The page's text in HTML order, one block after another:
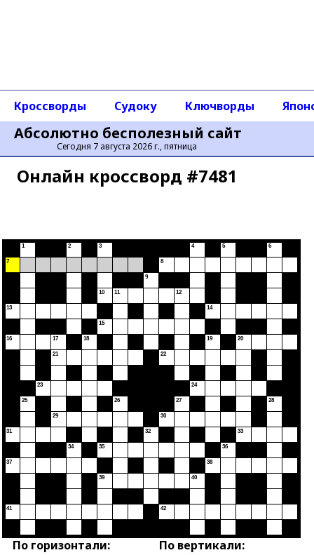
Абсолютно бесполезный сайт
Сегодня 7 августа 2026 г., пятница
Кроссворды Судоку Ключворды
Онлайн кроссворд #7481
По горизонтали:
По вертикали:
7
13
16
31
37
41
1
25
23
17
21
29
2
34
18
3
10
15
35
39
11
26
9
32
8
22
30
42
12
27
4
24
40
14
19
38
5
36
20
33
6
28